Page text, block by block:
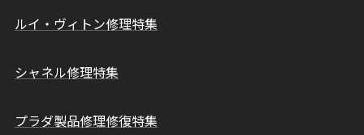
ルイ・ヴィトン修理特集
シャネル修理特集
プラダ製品修理修復特集